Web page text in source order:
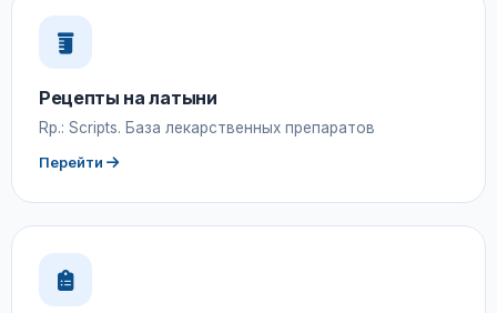
Рецепты на латыни
Rp.: Scripts. База лекарственных препаратов
Перейти